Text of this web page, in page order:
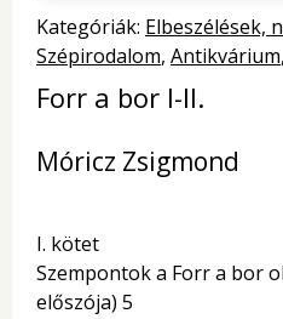
Kategóriák: Elbeszélések,
Szépirodalom Antikvárium
Forr a bor I-II.
Móricz Zsigmond
I. kötet
Szempontok a Forr a bor
előszója) 5